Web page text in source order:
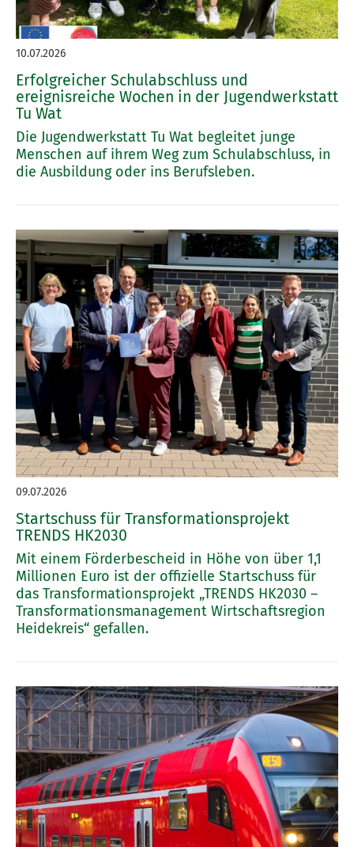
10.07.2026
Erfolgreicher Schulabschluss und
ereignisreiche Wochen in der Jugendwerkstatt
Tu Wat
Die Jugendwerkstatt Tu Wat begleitet junge
Menschen auf ihrem Weg zum Schulabschluss, in
die Ausbildung oder ins Berufsleben.
09.07.2026
Startschuss für Transformationsprojekt
TRENDS HK2030
Mit einem Förderbescheid in Höhe von über 1,1
Millionen Euro ist der offizielle Startschuss für
das Transformationsprojekt „TRENDS HK2030 –
Transformationsmanagement Wirtschaftsregion
Heidekreis“ gefallen.